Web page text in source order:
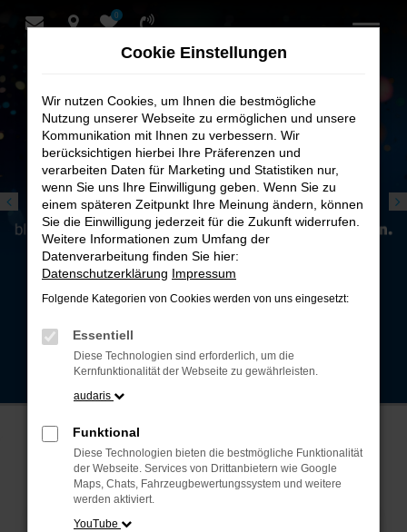
Zum
0
Fahrzeug-Showroom Servicetermin
Cookie Einstellungen
Wir nutzen Cookies, um Ihnen die bestmögliche
Nutzung unserer Webseite zu ermöglichen und unsere
Kommunikation mit Ihnen zu verbessern. Wir
berücksichtigen hierbei Ihre Präferenzen und
verarbeiten Daten für Marketing und Statistiken nur,
wenn Sie uns Ihre Einwilligung geben. Wenn Sie zu
einem späteren Zeitpunkt Ihre Meinung ändern, können
Sie die Einwilligung jederzeit für die Zukunft widerrufen.
Weitere Informationen zum Umfang der
Datenverarbeitung finden Sie hier:
Datenschutzerklärung Impressum
Folgende Kategorien von Cookies werden von uns eingesetzt:
Essentiell
Diese Technologien sind erforderlich, um die
Kernfunktionalität der Webseite zu gewährleisten.
audaris
Funktional
Diese Technologien bieten die bestmögliche Funktionalität
der Webseite. Services von Drittanbietern wie Google
Maps, Chats, Fahrzeugbewertungssystem und weitere
werden aktiviert.
YouTube